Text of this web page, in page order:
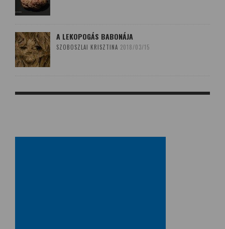
A LEKOPOGÁS BABONÁJA
SZOBOSZLAI KRISZTINA 2018/03/15